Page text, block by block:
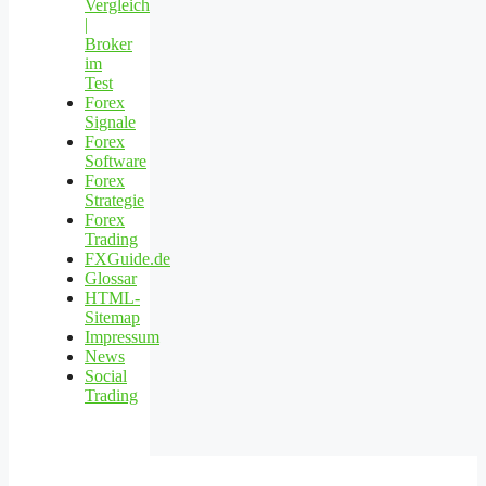
Vergleich
|
Broker
im
Test
Forex
Signale
Forex
Software
Forex
Strategie
Forex
Trading
FXGuide.de
Glossar
HTML-
Sitemap
Impressum
News
Social
Trading